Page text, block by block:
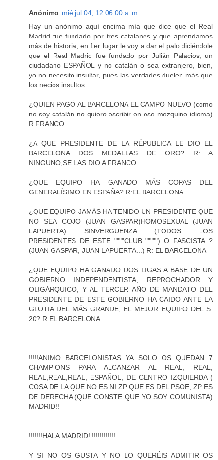
Anónimo mié jul 04, 12:06:00 a. m.
Hay un anónimo aquí encima mía que dice que el Real
Madrid fue fundado por tres catalanes y que aprendamos
más de historia, en 1er lugar le voy a dar el palo diciéndole
que el Real Madrid fue fundado por Julián Palacios, un
ciudadano ESPAÑOL y no catalán o sea extranjero, bien,
yo no necesito insultar, pues las verdades duelen más que
los necios insultos.
¿QUIEN PAGÓ AL BARCELONA EL CAMPO NUEVO (como
no soy catalán no quiero escribir en ese mezquino idioma)
R:FRANCO
¿A QUE PRESIDENTE DE LA RÉPUBLICA LE DIO EL
BARCELONA DOS MEDALLAS DE ORO? R: A
NINGUNO,SE LAS DIO A FRANCO
¿QUE EQUIPO HA GANADO MÁS COPAS DEL
GENERALÍSIMO EN ESPAÑA? R:EL BARCELONA
¿QUE EQUIPO JAMÁS HA TENIDO UN PRESIDENTE QUE
NO SEA COJO (JUAN GASPAR)HOMOSEXUAL (JUAN
LAPUERTA) SINVERGUENZA (TODOS LOS
PRESIDENTES DE ESTE """"CLUB """"") O FASCISTA ?
(JUAN GASPAR, JUAN LAPUERTA...) R: EL BARCELONA
¿QUE EQUIPO HA GANADO DOS LIGAS A BASE DE UN
GOBIERNO INDEPENDENTISTA, REPROCHADOR Y
OLIGÁRQUICO, Y AL TERCER AÑO DE MANDATO DEL
PRESIDENTE DE ESTE GOBIERNO HA CAIDO ANTE LA
GLOTIA DEL MÁS GRANDE, EL MEJOR EQUIPO DEL S.
20? R:EL BARCELONA
!!!!!ANIMO BARCELONISTAS YA SOLO OS QUEDAN 7
CHAMPIONS PARA ALCANZAR AL REAL, REAL,
REAL,REAL,REAL, ESPAÑOL, DE CENTRO IZQUIERDA (
COSA DE LA QUE NO ES NI ZP QUE ES DEL PSOE, ZP ES
DE DERECHA (QUE CONSTE QUE YO SOY COMUNISTA)
MADRID!!
!!!!!!!HALA MADRID!!!!!!!!!!!!!!
Y SI NO OS GUSTA Y NO LO QUERÉIS ADMITIR OS